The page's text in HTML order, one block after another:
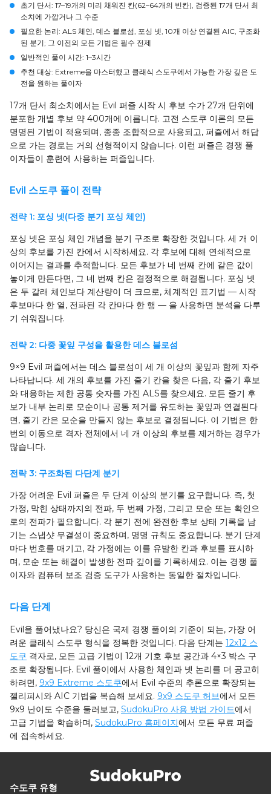
초기 단서: 17–19개의 미리 채워진 칸(62–64개의 빈칸), 검증된 17개 단서 최
소치에 가깝거나 그 수준
필요한 논리: ALS 체인, 데스 블로섬, 포싱 넷, 10개 이상 연결된 AIC, 구조화
된 분기; 그 이전의 모든 기법은 필수 전제
일반적인 풀이 시간: 1–3시간
추천 대상: Extreme을 마스터했고 클래식 스도쿠에서 가능한 가장 깊은 도
전을 원하는 풀이자
17개 단서 최소치에서는 Evil 퍼즐 시작 시 후보 수가 27개 단위에
분포한 개별 후보 약 400개에 이릅니다. 고전 스도쿠 이론의 모든
명명된 기법이 적용되며, 종종 조합적으로 사용되고, 퍼즐에서 해답
으로 가는 경로는 거의 선형적이지 않습니다. 이런 퍼즐은 경쟁 풀
이자들이 훈련에 사용하는 퍼즐입니다.
Evil 스도쿠 풀이 전략
전략 1: 포싱 넷(다중 분기 포싱 체인)
포싱 넷은 포싱 체인 개념을 분기 구조로 확장한 것입니다. 세 개 이
상의 후보를 가진 칸에서 시작하세요. 각 후보에 대해 연쇄적으로
이어지는 결과를 추적합니다. 모든 후보가 네 번째 칸에 같은 값이
놓이게 만든다면, 그 네 번째 칸은 결정적으로 해결됩니다. 포싱 넷
은 두 갈래 체인보다 계산량이 더 크므로, 체계적인 표기법 — 시작
후보마다 한 열, 전파된 각 칸마다 한 행 — 을 사용하면 분석을 다루
기 쉬워집니다.
전략 2: 다중 꽃잎 구성을 활용한 데스 블로섬
9×9 Evil 퍼즐에서는 데스 블로섬이 세 개 이상의 꽃잎과 함께 자주
나타납니다. 세 개의 후보를 가진 줄기 칸을 찾은 다음, 각 줄기 후보
와 대응하는 제한 공통 숫자를 가진 ALS를 찾으세요. 모든 줄기 후
보가 내부 논리로 모순이나 공통 제거를 유도하는 꽃잎과 연결된다
면, 줄기 칸은 모순을 만들지 않는 후보로 결정됩니다. 이 기법은 한
번의 이동으로 격자 전체에서 네 개 이상의 후보를 제거하는 경우가
많습니다.
전략 3: 구조화된 다단계 분기
가장 어려운 Evil 퍼즐은 두 단계 이상의 분기를 요구합니다. 즉, 첫
가정, 막힌 상태까지의 전파, 두 번째 가정, 그리고 모순 또는 확인으
로의 전파가 필요합니다. 각 분기 전에 완전한 후보 상태 기록을 남
기는 스냅샷 무결성이 중요하며, 명명 규칙도 중요합니다. 분기 단계
마다 번호를 매기고, 각 가정에는 이를 유발한 칸과 후보를 표시하
며, 모순 또는 해결이 발생한 전파 깊이를 기록하세요. 이는 경쟁 풀
이자와 컴퓨터 보조 검증 도구가 사용하는 동일한 절차입니다.
다음 단계
Evil을 풀어냈나요? 당신은 국제 경쟁 풀이의 기준이 되는, 가장 어
려운 클래식 스도쿠 형식을 정복한 것입니다. 다음 단계는 12x12 스
도쿠 격자로, 모든 고급 기법이 12개 기호 후보 공간과 4×3 박스 구
조로 확장됩니다. Evil 풀이에서 사용한 체인과 넷 논리를 더 공고히
하려면, 9x9 Extreme 스도쿠에서 Evil 수준의 추론으로 확장되는
젤리피시와 AIC 기법을 복습해 보세요. 9x9 스도쿠 허브에서 모든
9x9 난이도 수준을 둘러보고, SudokuPro 사용 방법 가이드에서
고급 기법을 학습하며, SudokuPro 홈페이지에서 모든 무료 퍼즐
에 접속하세요.
수도쿠 유형